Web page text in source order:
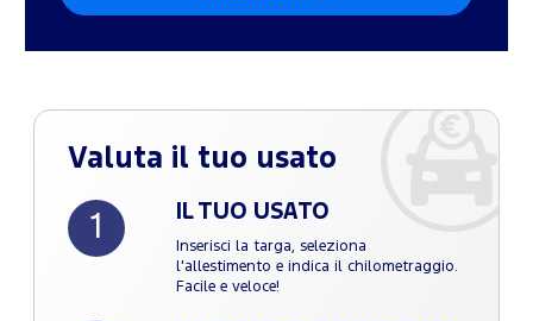
Valuta il tuo usato
1 IL TUO USATO
Inserisci la targa, seleziona
l'allestimento e indica il chilometraggio.
Facile e veloce!